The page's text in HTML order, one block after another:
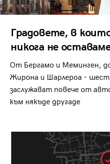
Градовете, в
никога не
От Бергамо и Меминген,
Жирона и Шарлероа -
заслужават повече от
към някъде другаде